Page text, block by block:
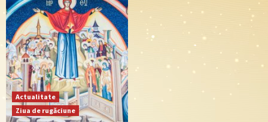
Actualitate
Ziua de rugăciune